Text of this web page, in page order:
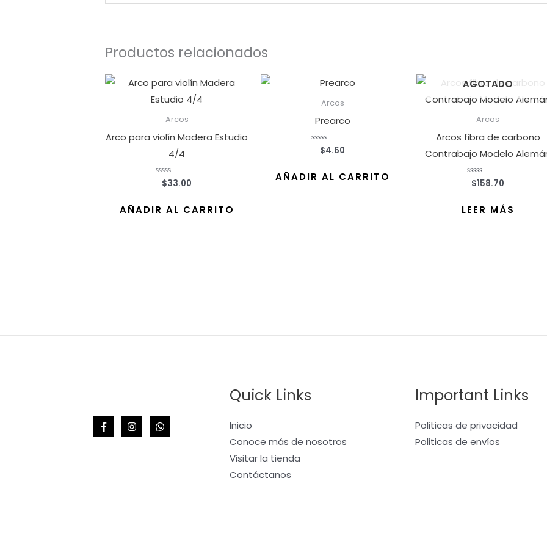
Productos relacionados
Arcos
Arco para violín Madera Estudio
4/4
Valorado
con
5
$33.00
AÑADIR AL CARRITO
Arcos
Prearco
Valorado
con
5
$4.60
AÑADIR AL CARRITO
AGOTADO
Arcos
Arcos fibra de carbono
Contrabajo Modelo
Valorado
con
5
$158.70
LEER MÁS
Quick Links
Inicio
Conoce más de nosotros
Visitar la tienda
Contáctanos
Important Links
Politicas de privacidad
Politicas de envíos